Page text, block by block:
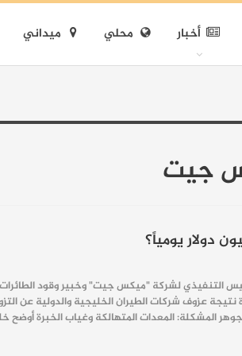
أخبار محلي ميداني
جيت
دولار يومياً؟
التنفيذي لشركة "ميكس جيت" وخبير وقود الطائرات
عزوف شركات الطيران الخليجية والدولية عن
المشكلة: المعدات المتهالكة وغياب الخبرة